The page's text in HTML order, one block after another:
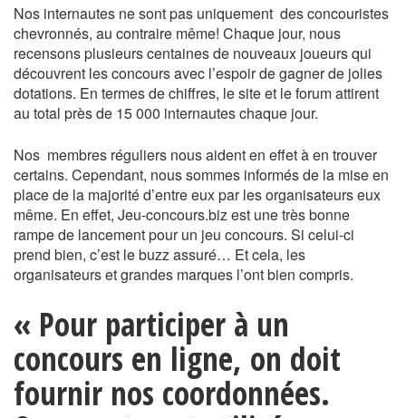
Nos internautes ne sont pas uniquement des concouristes
chevronnés, au contraire même! Chaque jour, nous
recensons plusieurs centaines de nouveaux joueurs qui
découvrent les concours avec l’espoir de gagner de jolies
dotations. En termes de chiffres, le site et le forum attirent
au total près de 15 000 internautes chaque jour.
Nos membres réguliers nous aident en effet à en trouver
certains. Cependant, nous sommes informés de la mise en
place de la majorité d’entre eux par les organisateurs eux
même. En effet, Jeu-concours.biz est une très bonne
rampe de lancement pour un jeu concours. Si celui-ci
prend bien, c’est le buzz assuré… Et cela, les
organisateurs et grandes marques l’ont bien compris.
« Pour participer à un
concours en ligne, on doit
fournir nos coordonnées.